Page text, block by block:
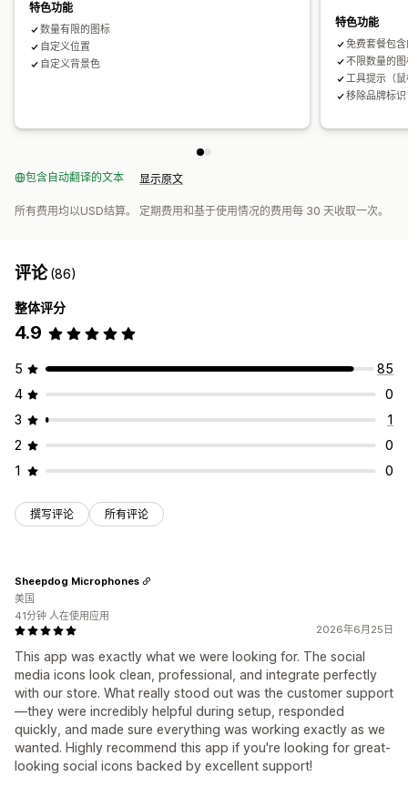
特色功能
数量有限的图标
自定义位置
自定义背景色
特色功能
免费套餐包
不限数量的
工具提示（
移除品牌标识
包含自动翻译的文本 显示原文
所有费用均以USD结算。 定期费用和基于使用情况的费用每 30 天收取一次。
评论(86)
整体评分
4.9
5
85
4
0
3
1
2
0
1
0
撰写评论 所有评论
2026年6月25日
This app was exactly what we were looking for. The social
media icons look clean, professional, and integrate perfectly
with our store. What really stood out was the customer support
—they were incredibly helpful during setup, responded
quickly, and made sure everything was working exactly as we
wanted. Highly recommend this app if you're looking for great-
looking social icons backed by excellent support!
Sheepdog Microphones
美国
41分钟 人在使用应用